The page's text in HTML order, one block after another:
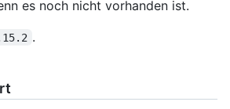
es noch nicht vorhanden ist.
.